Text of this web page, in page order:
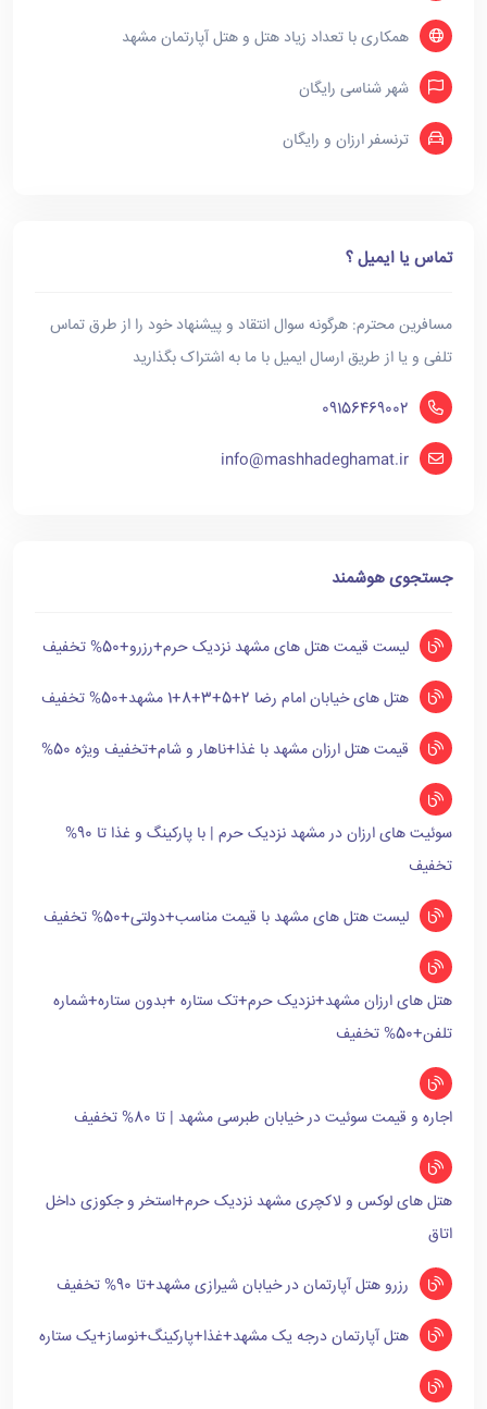
همکاری با تعداد زیاد هتل و هتل آپارتمان مشهد
شهر شناسی رایگان
ترنسفر ارزان و رایگان
تماس یا ایمیل ؟
مسافرین محترم: هرگونه سوال انتقاد و پیشنهاد خود را از طرق تماس
تلفی و یا از طریق ارسال ایمیل با ما به اشتراک بگذارید
09156469002
info@mashhadeghamat.ir
جستجوی هوشمند
لیست قیمت هتل های مشهد نزدیک حرم+رزرو+50% تخفیف
هتل های خیابان امام رضا 2+5+3+8+1 مشهد+50% تخفیف
قیمت هتل ارزان مشهد با غذا+ناهار و شام+تخفیف ویژه 50%
سوئیت های ارزان در مشهد نزدیک حرم | با پارکینگ و غذا تا 90%
تخفیف
لیست هتل های مشهد با قیمت مناسب+دولتی+50% تخفیف
هتل های ارزان مشهد+نزدیک حرم+تک ستاره +بدون ستاره+شماره
تلفن+50% تخفیف
اجاره و قیمت سوئیت در خیابان طبرسی مشهد | تا 80% تخفیف
هتل های لوکس و لاکچری مشهد نزدیک حرم+استخر و جکوزی داخل
اتاق
رزرو هتل آپارتمان در خیابان شیرازی مشهد+تا 90% تخفیف
هتل آپارتمان درجه یک مشهد+غذا+پارکینگ+نوساز+یک ستاره